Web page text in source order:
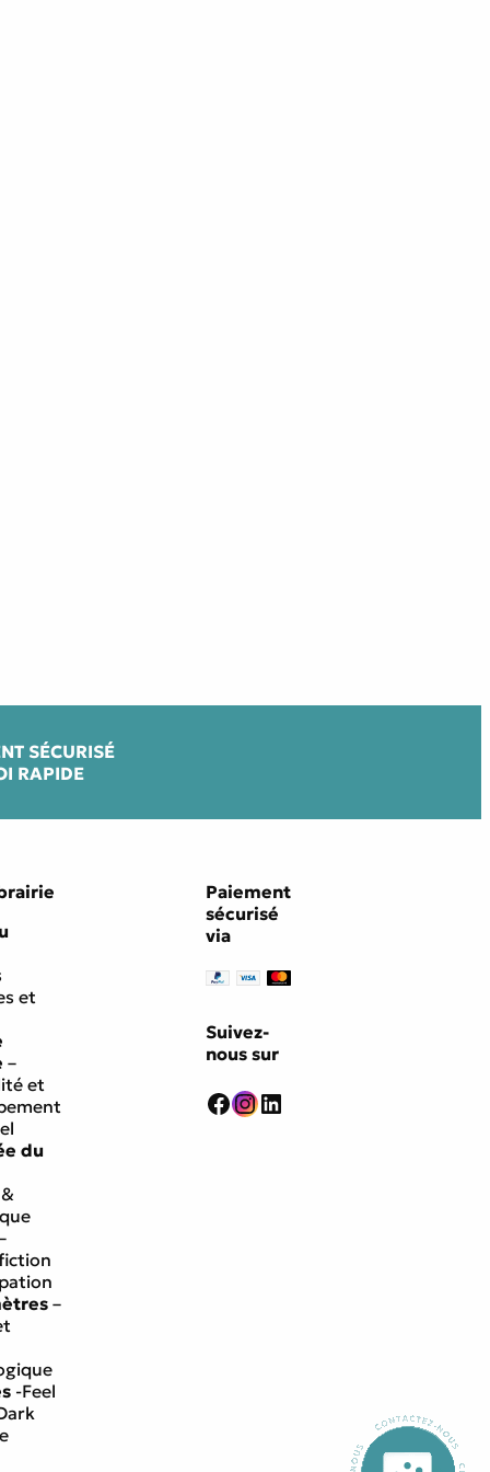
SÉCURISÉ
RAPIDE
et
–
et
du
–
-Feel
Paiement
sécurisé
via
Suivez-
nous sur
Facebook
Instagram
LinkedIn